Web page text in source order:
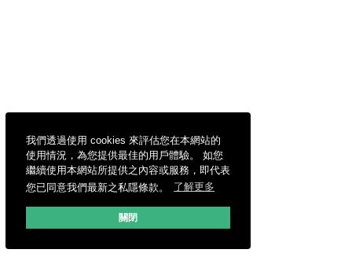
我們透過使用 cookies 來評估您在本網站的
使用情況，為您提供最佳的用戶體驗。 如您
繼續使用本網站所提供之內容或服務，即代表
您已同意我們最新之私隱條款。
了解更多
關閉